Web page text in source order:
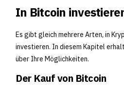
In Bitcoin
Es gibt gleich mehrere Arten, in
investieren. In diesem Kapitel
über Ihre Möglichkeiten.
Der Kauf von Bitcoin